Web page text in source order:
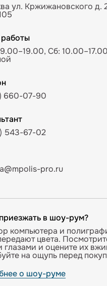
ул. Кржижановского д.
Сб:
660-07-90
543-67-02
pro.ru
в шоу-рум?
компьютера и
цвета.
глазами и оцените их
на ощупь перед
о шоу-руме